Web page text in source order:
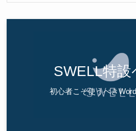
SWELL特設
初心者こそ使うべき